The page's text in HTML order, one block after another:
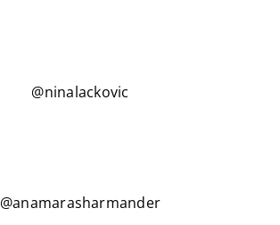
@ninalackovic
@anamarasharmander